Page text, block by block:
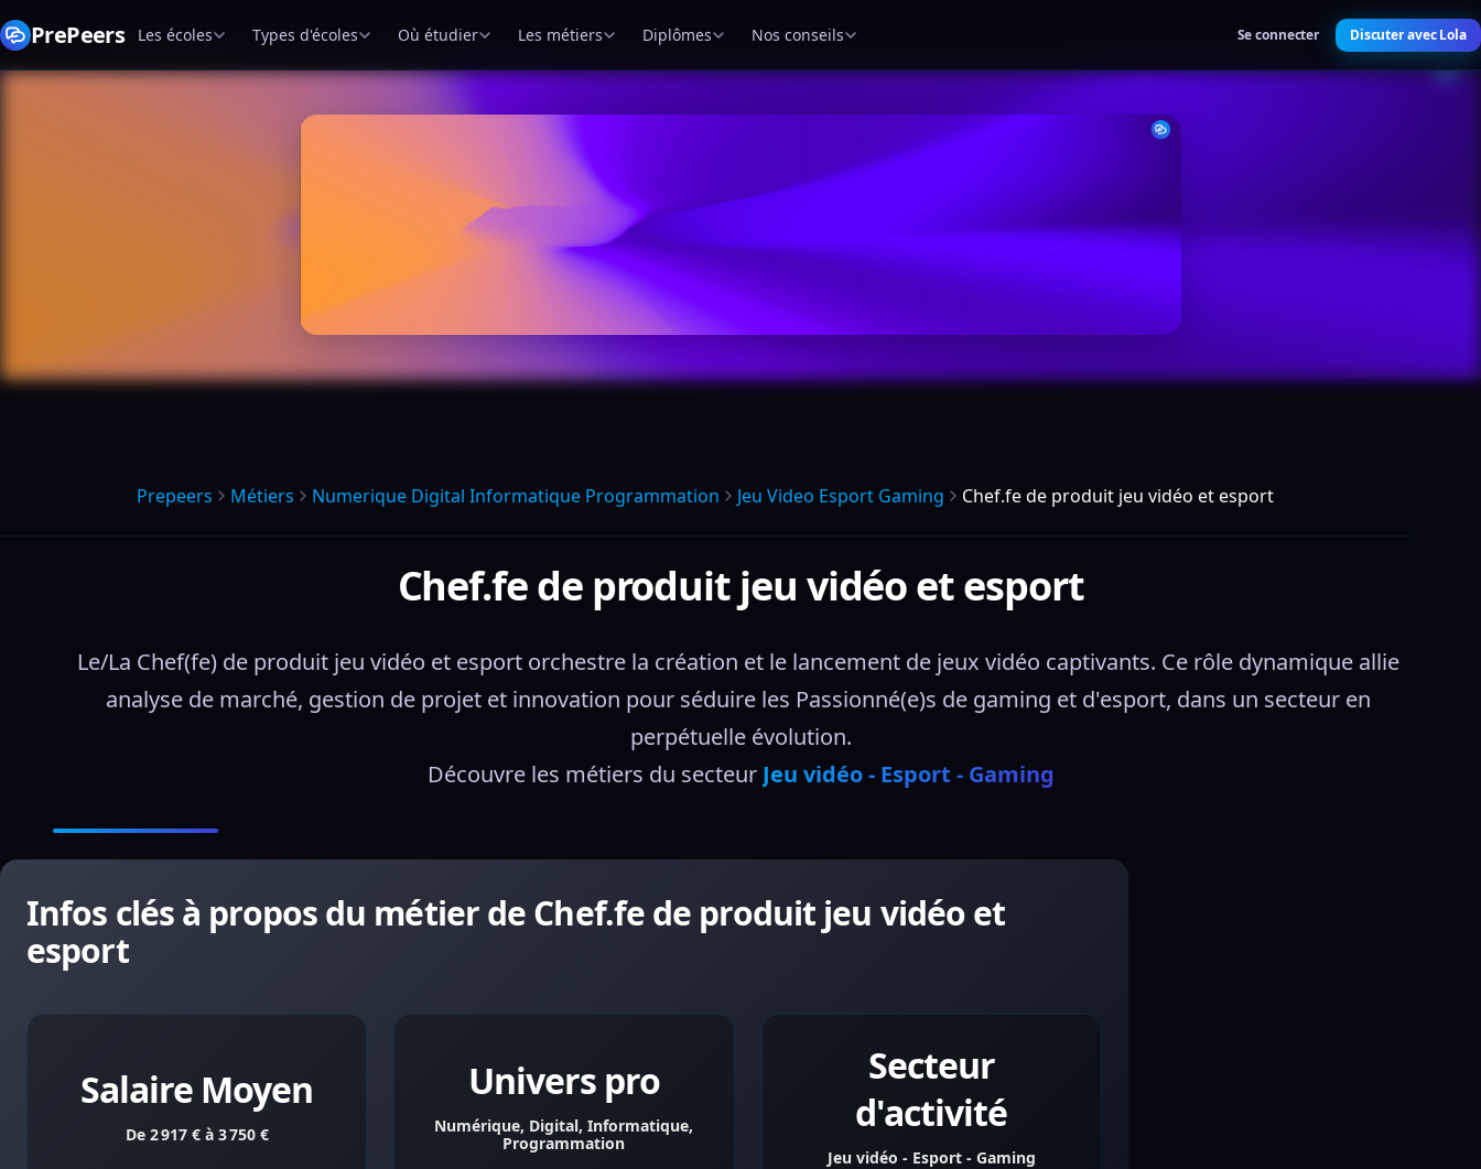
PrePeers Les écoles Types d'écoles Où étudier Les métiers Diplômes Nos conseils Se connecter Discuter avec Lola
Prepeers Métiers Numerique Digital Informatique Programmation Jeu Video Esport Gaming Chef.fe de produit jeu vidéo et esport
Chef.fe de produit jeu vidéo et esport
Le/La Chef(fe) de produit jeu vidéo et esport orchestre la création et le lancement de jeux vidéo captivants. Ce rôle dynamique allie
analyse de marché, gestion de projet et innovation pour séduire les Passionné(e)s de gaming et d'esport, dans un secteur en
perpétuelle évolution.
Découvre les métiers du secteur Jeu vidéo - Esport - Gaming
Infos clés à propos du métier de Chef.fe de produit jeu vidéo et
esport
Salaire Moyen
De 2 917 € à 3 750 €
Univers pro
Numérique, Digital, Informatique,
Programmation
Secteur
d'activité
Jeu vidéo - Esport - Gaming